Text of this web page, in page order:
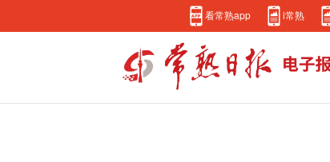
看常熟app i常熟